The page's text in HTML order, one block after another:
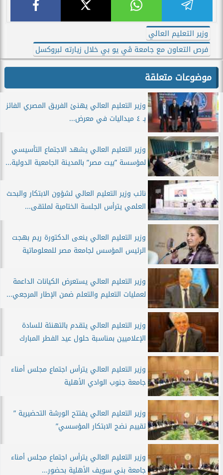
وزير التعليم العالي
فرص التعاون مع جامعة ڤي يو بي خلال زيارته لبروكسل
موضوعات متعلقة
وزير التعليم العالي يهنئ الفريق المصري الفائز
بـ ٤ ميداليات في معرض...
وزير التعليم العالي يشهد الاجتماع التأسيسي
لمؤسسة ”بيت مصر” بالمدينة الجامعية الدولية...
نائب وزير التعليم العالي لشؤون الابتكار والبحث
العلمي يترأس الجلسة الختامية لملتقى...
وزير التعليم العالي ينعى الدكتورة ريم بهجت
الرئيس المؤسس لجامعة مصر للمعلوماتية
وزير التعليم العالي يستعرض الكيانات الداعمة
لعمليات التعليم والتعلم ضمن الإطار المرجعي...
وزير التعليم العالي يتقدم بالتهنئة للسادة
الإعلاميين بمناسبة حلول عيد الفطر المبارك
وزير التعليم العالي يترأس اجتماع مجلس أمناء
جامعة جنوب الوادي الأهلية
وزير التعليم العالي يفتتح الورشة التحضيرية ”
تقييم نضج الابتكار المؤسسي”
وزير التعليم العالي يترأس اجتماع مجلس أمناء
جامعة بني سويف الأهلية بحضور...